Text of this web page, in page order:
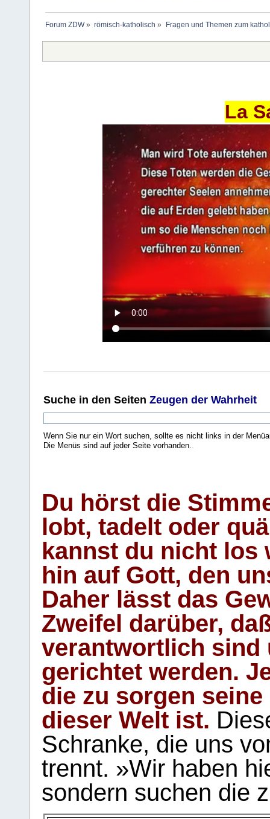
Forum ZDW» römisch-katholisch » Fragen und Themen zum
La
Suche in den Seiten Zeugen der Wahrheit
Wenn Sie nur ein Wort suchen, sollte es nicht links in der
Die Menüs sind auf jeder Seite vorhanden..
Du hörst die
lobt, tadelt oder
kannst du nicht los
hin auf Gott, den
Daher lässt das
Zweifel darüber,
verantwortlich sind
gerichtet werden.
die zu sorgen
dieser Welt ist.
Schranke, die uns
trennt. »Wir haben
sondern suchen die